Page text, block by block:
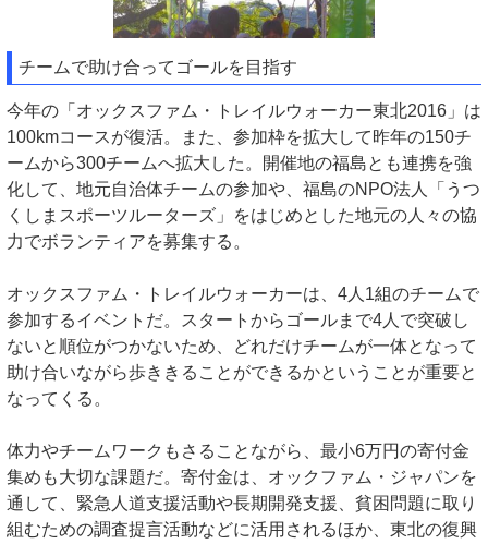
チームで助け合ってゴールを目指す
今年の「オックスファム・トレイルウォーカー東北2016」は
100kmコースが復活。また、参加枠を拡大して昨年の150チ
ームから300チームへ拡大した。開催地の福島とも連携を強
化して、地元自治体チームの参加や、福島のNPO法人「うつ
くしまスポーツルーターズ」をはじめとした地元の人々の協
力でボランティアを募集する。
オックスファム・トレイルウォーカーは、4人1組のチームで
参加するイベントだ。スタートからゴールまで4人で突破し
ないと順位がつかないため、どれだけチームが一体となって
助け合いながら歩ききることができるかということが重要と
なってくる。
体力やチームワークもさることながら、最小6万円の寄付金
集めも大切な課題だ。寄付金は、オックファム・ジャパンを
通して、緊急人道支援活動や長期開発支援、貧困問題に取り
組むための調査提言活動などに活用されるほか、東北の復興